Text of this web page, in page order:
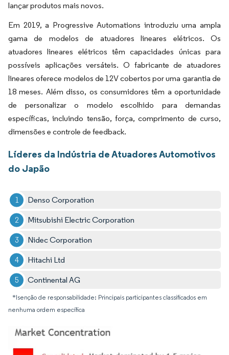
lançar produtos mais novos.
Em 2019, a Progressive Automations introduziu uma ampla
gama de modelos de atuadores lineares elétricos. Os
atuadores lineares elétricos têm capacidades únicas para
possíveis aplicações versáteis. O fabricante de atuadores
lineares oferece modelos de 12V cobertos por uma garantia de
18 meses. Além disso, os consumidores têm a oportunidade
de personalizar o modelo escolhido para demandas
específicas, incluindo tensão, força, comprimento de curso,
dimensões e controle de feedback.
Líderes da Indústria de Atuadores Automotivos
do Japão
Denso Corporation
Mitsubishi Electric Corporation
Nidec Corporation
Hitachi Ltd
Continental AG
*Isenção de responsabilidade: Principais participantes classificados em
nenhuma ordem específica